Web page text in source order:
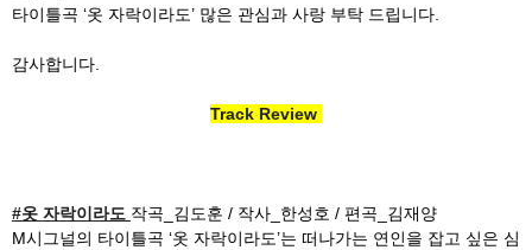
타이틀곡 ‘옷 자락이라도’ 많은 관심과 사랑 부탁 드립니다.
감사합니다.
Track Review
#옷 자락이라도 작곡_김도훈 / 작사_한성호 / 편곡_김재양
M시그널의 타이틀곡 ‘옷 자락이라도’는 떠나가는 연인을 잡고 싶은 심